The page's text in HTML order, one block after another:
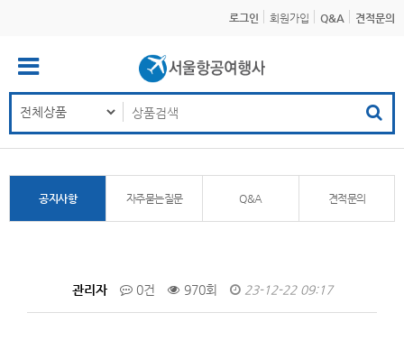
로그인 회원가입 Q&A 견적문의
공지사항 자주묻는질문 Q&A 견적문의
관리자 0건 970회 23-12-22 09:17